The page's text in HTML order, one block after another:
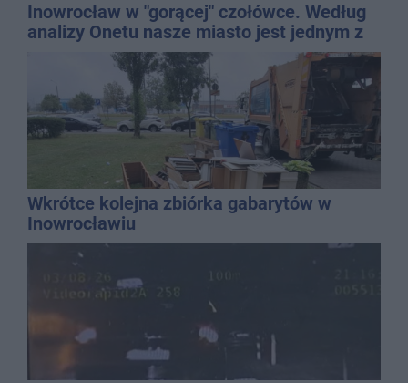
Inowrocław w "gorącej" czołówce. Według
analizy Onetu nasze miasto jest jednym z
najbardziej narażonych na upały
Wkrótce kolejna zbiórka gabarytów w
Inowrocławiu